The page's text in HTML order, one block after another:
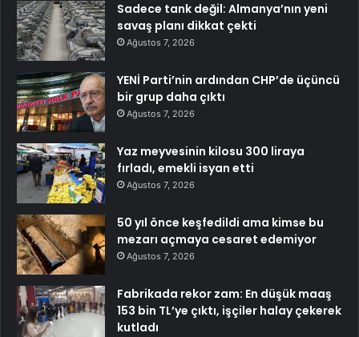
Sadece tank değil: Almanya’nın yeni
savaş planı dikkat çekti
Ağustos 7, 2026
YENİ Parti’nin ardından CHP’de üçüncü
bir grup daha çıktı
Ağustos 7, 2026
Yaz meyvesinin kilosu 300 liraya
fırladı, emekli isyan etti
Ağustos 7, 2026
50 yıl önce keşfedildi ama kimse bu
mezarı açmaya cesaret edemiyor
Ağustos 7, 2026
Fabrikada rekor zam: En düşük maaş
153 bin TL’ye çıktı, işçiler halay çekerek
kutladı